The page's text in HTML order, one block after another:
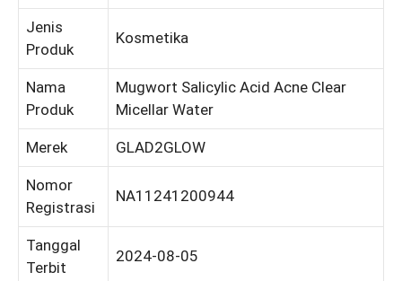
Jenis
Produk
Kosmetika
Nama
Produk
Mugwort Salicylic Acid Acne Clear
Micellar Water
Merek GLAD2GLOW
Nomor
Registrasi
NA11241200944
Tanggal
Terbit
2024-08-05